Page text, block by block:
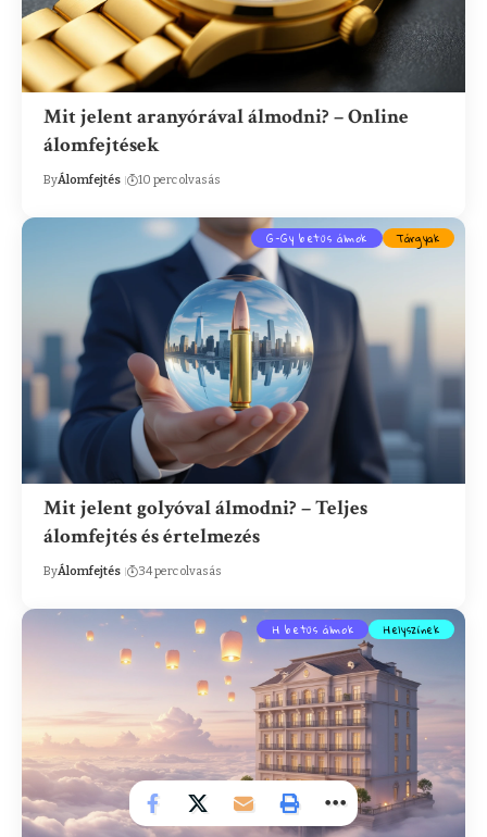
Mit jelent aranyórával álmodni? – Online
álomfejtések
ByÁlomfejtés 10 perc olvasás
G-Gy betűs álmok Tárgyak
Mit jelent golyóval álmodni? – Teljes
álomfejtés és értelmezés
ByÁlomfejtés 34 perc olvasás
H betűs álmok Helyszínek